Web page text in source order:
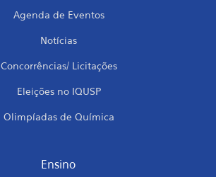
Agenda de Eventos
Notícias
Concorrências/ Licitações
Eleições no IQUSP
Olimpíadas de Química
Ensino